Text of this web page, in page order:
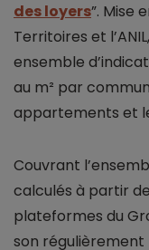
des loyers”. Mise
Territoires et
ensemble
au m² par
appartements et
Couvrant
calculés à partir
plateformes du
son régulièrement